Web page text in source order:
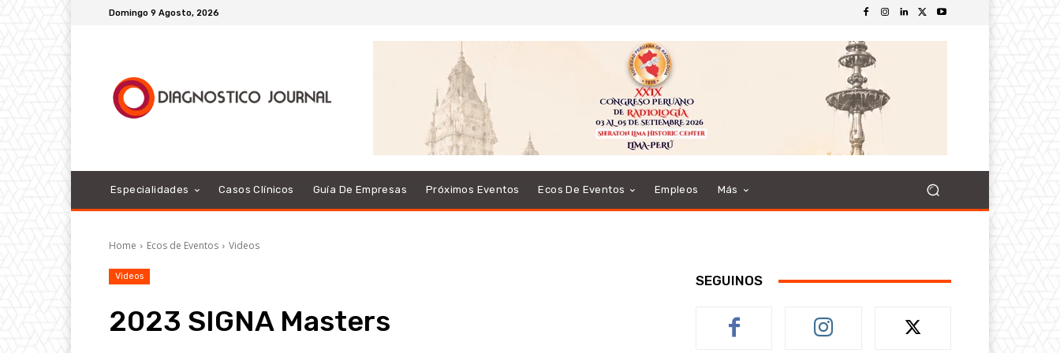
Domingo 9 Agosto, 2026
Especialidades Casos Clínicos Guía De Empresas Próximos Eventos Ecos De Eventos Empleos Más
Home Ecos de Eventos Videos
Videos
2023 SIGNA Masters
SEGUINOS